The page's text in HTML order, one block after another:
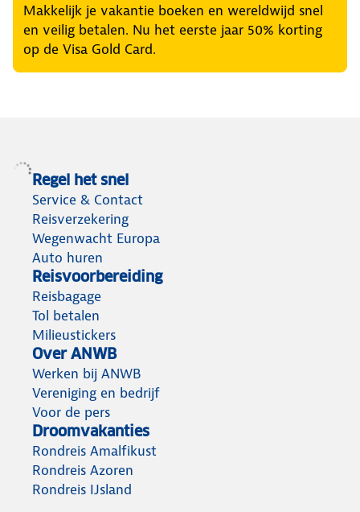
Makkelijk je vakantie boeken en wereldwijd snel
en veilig betalen. Nu het eerste jaar 50% korting
op de Visa Gold Card.
Regel het snel
Service & Contact
Reisverzekering
Wegenwacht Europa
Auto huren
Reisvoorbereiding
Reisbagage
Tol betalen
Milieustickers
Over ANWB
Werken bij ANWB
Vereniging en bedrijf
Voor de pers
Droomvakanties
Rondreis Amalfikust
Rondreis Azoren
Rondreis IJsland